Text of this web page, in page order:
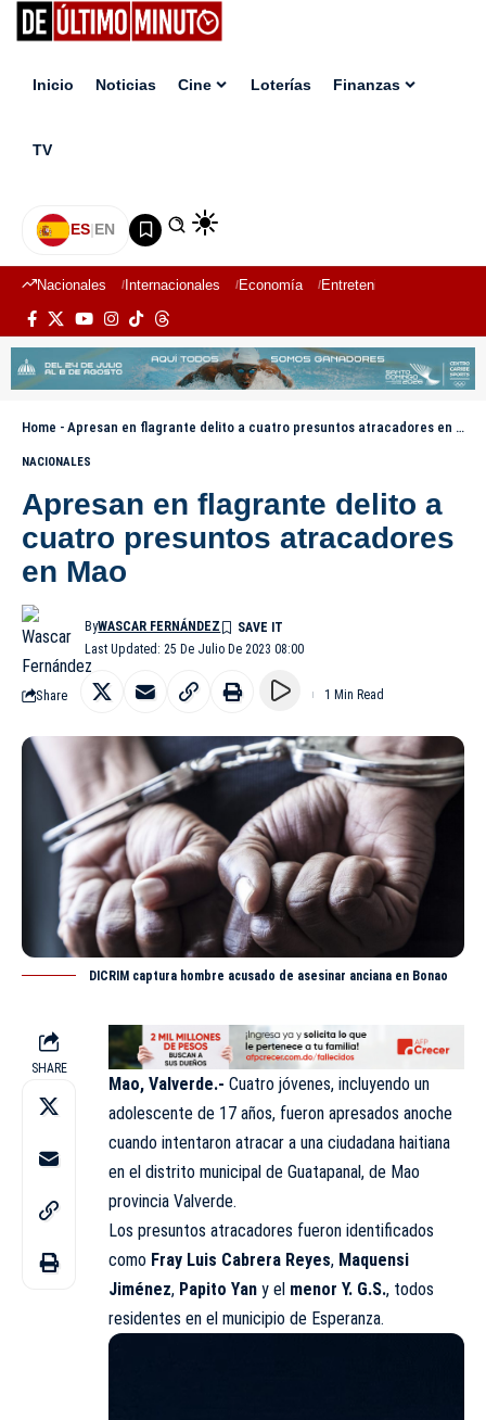
Inicio Noticias Cine Loterías Finanzas
TV
ES|EN
Nacionales Internacionales Economía Entretenimiento
Home - Apresan en flagrante delito a cuatro presuntos atracadores en Mao
NACIONALES
Apresan en flagrante delito a
cuatro presuntos atracadores
en Mao
Last Updated: 25 De Julio De 2023 08:00
ByWASCAR FERNÁNDEZ
Share 1 Min Read
DICRIM captura hombre acusado de asesinar anciana en Bonao
SHARE
Mao, Valverde.- Cuatro jóvenes, incluyendo un
adolescente de 17 años, fueron apresados anoche
cuando intentaron atracar a una ciudadana haitiana
en el distrito municipal de Guatapanal, de Mao
provincia Valverde.
Los presuntos atracadores fueron identificados
como Fray Luis Cabrera Reyes, Maquensi
Jiménez, Papito Yan y el menor Y. G.S., todos
residentes en el municipio de Esperanza.